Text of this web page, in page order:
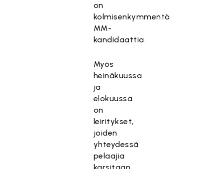
on
kolmisenkymmentä
MM-
kandidaattia.
Myös
heinäkuussa
ja
elokuussa
on
leiritykset,
joiden
yhteydessä
pelaajia